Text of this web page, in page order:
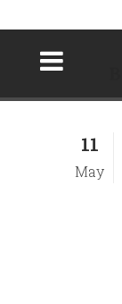
11
May